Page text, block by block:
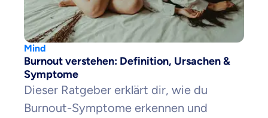
Mind
Burnout verstehen: Definition, Ursachen &
Symptome
Dieser Ratgeber erklärt dir, wie du
Burnout-Symptome erkennen und